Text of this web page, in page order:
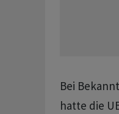
Bei
hatte die